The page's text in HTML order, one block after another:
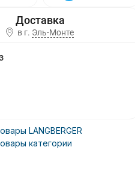
в г. Эль-Монте
LANGBERGER
категории